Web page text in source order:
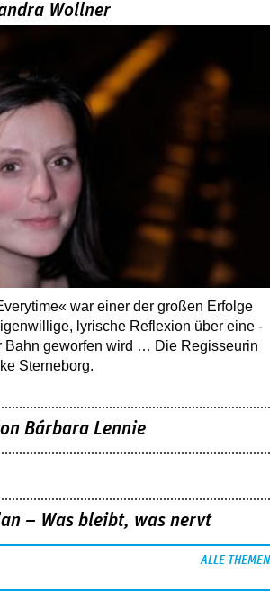
Wollner
war einer der großen Erfolge
lyrische Reflexion über eine
Bahn geworfen wird … Die Regisseurin
Sterneborg.
Bárbara Lennie
– Was bleibt, was nervt
ALLE THEMEN